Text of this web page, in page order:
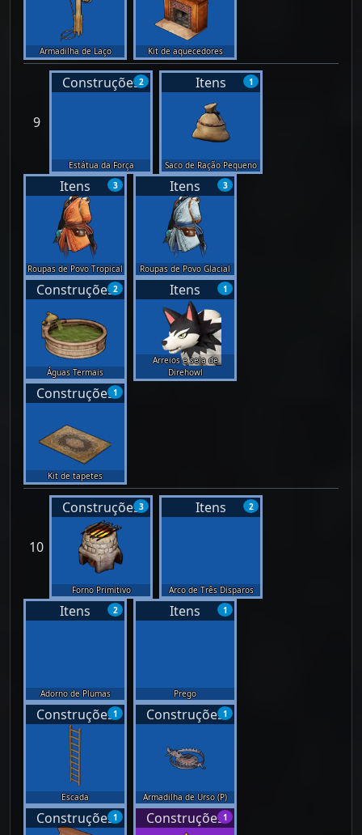
Armadilha de Laço Kit de aquecedores
9
2
Construções
Estátua da Força
1
Itens
Saco de Ração Pequeno
3
Itens
Roupas de Povo Tropical
3
Itens
Roupas de Povo Glacial
2
Construções
Águas Termais
1
Itens
Arreios e sela de
Direhowl
1
Construções
Kit de tapetes
10
3
Construções
Forno Primitivo
2
Itens
Arco de Três Disparos
2
Itens
Adorno de Plumas
1
Itens
Prego
1
Construções
Escada
1
Construções
Armadilha de Urso (P)
1
Construções 1
Construções